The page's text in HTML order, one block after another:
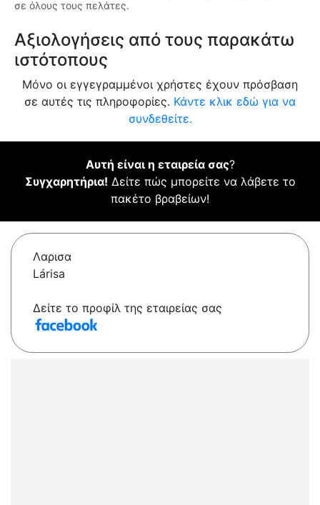
σε όλους τους πελάτες.
Αξιολογήσεις από τους παρακάτω
ιστότοπους
Μόνο οι εγγεγραμμένοι χρήστες έχουν πρόσβαση
σε αυτές τις πληροφορίες. Κάντε κλικ εδώ για να
συνδεθείτε.
Αυτή είναι η εταιρεία σας?
Συγχαρητήρια! Δείτε πώς μπορείτε να λάβετε το
πακέτο βραβείων!
Λαρισα
Lárisa
Δείτε το προφίλ της εταιρείας σας